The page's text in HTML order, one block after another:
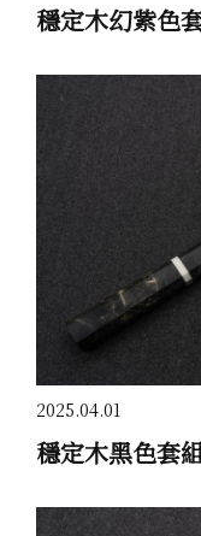
穩定木幻紫色
2025.04.01
穩定木黑色套